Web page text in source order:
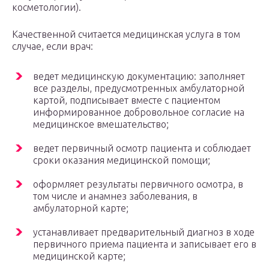
косметологии).
Качественной считается медицинская услуга в том
случае, если врач:
ведет медицинскую документацию: заполняет
все разделы, предусмотренных амбулаторной
картой, подписывает вместе с пациентом
информированное добровольное согласие на
медицинское вмешательство;
ведет первичный осмотр пациента и соблюдает
сроки оказания медицинской помощи;
оформляет результаты первичного осмотра, в
том числе и анамнез заболевания, в
амбулаторной карте;
устанавливает предварительный диагноз в ходе
первичного приема пациента и записывает его в
медицинской карте;